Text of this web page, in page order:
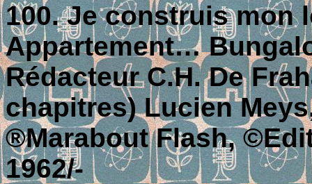
100. Je construis mon
Appartement…
Rédacteur C.H. De
chapitres) Lucien
®Marabout Flash,
1962/-